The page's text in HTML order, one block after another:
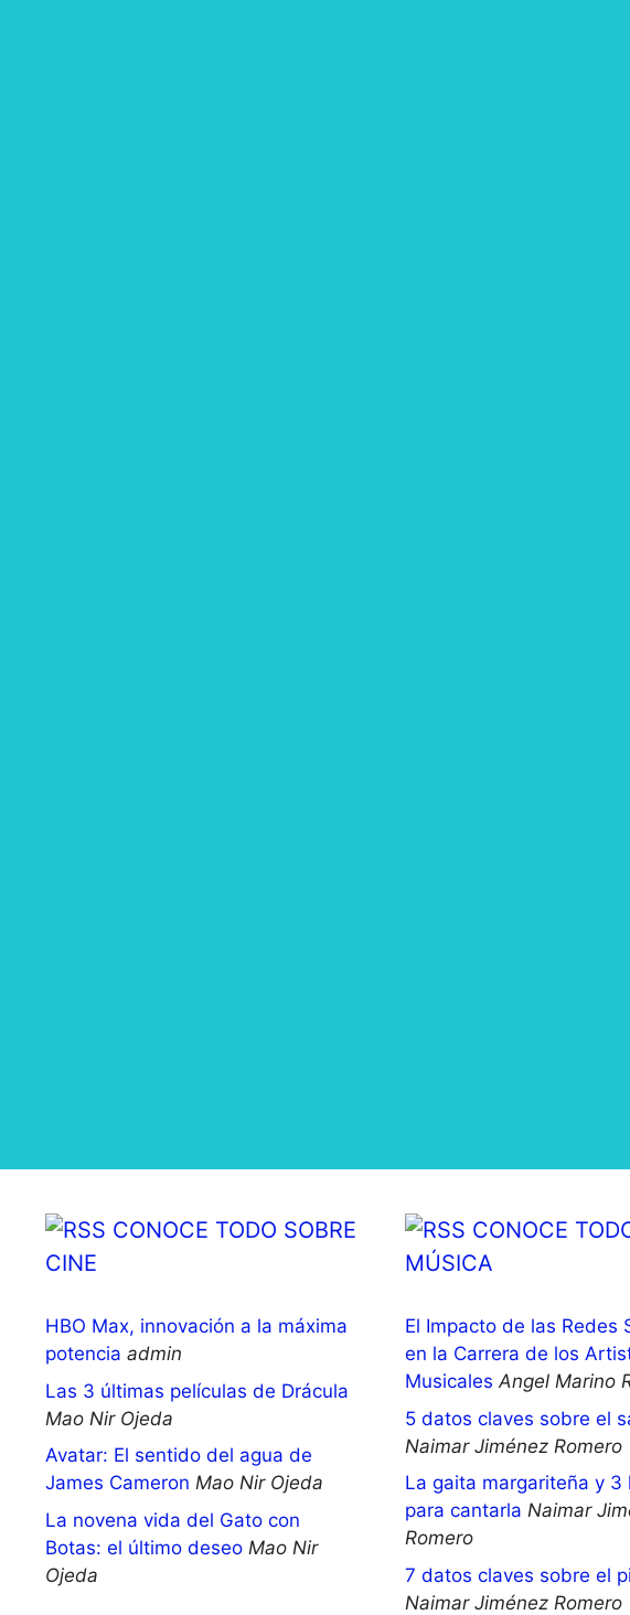
CONOCE TODO SOBRE
CINE
HBO Max, innovación a la máxima
potencia admin
Las 3 últimas películas de Drácula
Mao Nir Ojeda
Avatar: El sentido del agua de
James Cameron Mao Nir Ojeda
La novena vida del Gato con
Botas: el último deseo Mao Nir
Ojeda
CONOCE
MÚSICA
El Impacto de las Redes
en la Carrera de los
Musicales Angel Marino
5 datos claves sobre el
Naimar Jiménez Romero
La gaita margariteña y 3
para cantarla Naimar
Romero
7 datos claves sobre el
Naimar Jiménez Romero